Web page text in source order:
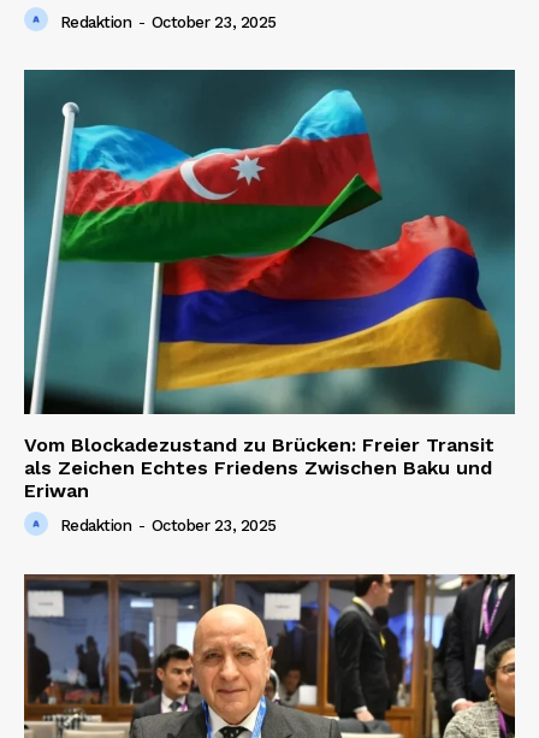
Redaktion - October 23, 2025
Vom Blockadezustand zu Brücken: Freier Transit
als Zeichen Echtes Friedens Zwischen Baku und
Eriwan
Redaktion - October 23, 2025